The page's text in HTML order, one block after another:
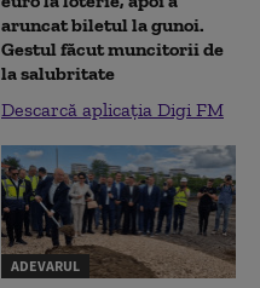
aruncat biletul la gunoi.
Gestul făcut muncitorii de
la salubritate
Descarcă aplicația Digi FM
ADEVARUL